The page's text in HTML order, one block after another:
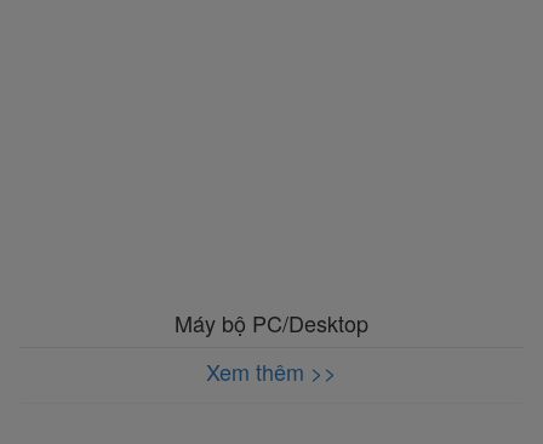
Máy bộ PC/Desktop
Xem thêm >>